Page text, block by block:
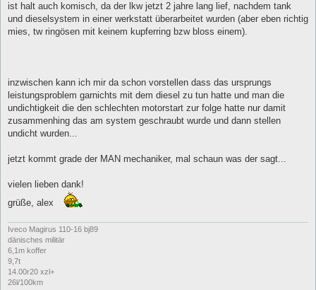
ist halt auch komisch, da der lkw jetzt 2 jahre lang lief, nachdem tank
und dieselsystem in einer werkstatt überarbeitet wurden (aber eben richtig
mies, tw ringösen mit keinem kupferring bzw bloss einem).
inzwischen kann ich mir da schon vorstellen dass das ursprungs
leistungsproblem garnichts mit dem diesel zu tun hatte und man die
undichtigkeit die den schlechten motorstart zur folge hatte nur damit
zusammenhing das am system geschraubt wurde und dann stellen
undicht wurden...
jetzt kommt grade der MAN mechaniker, mal schaun was der sagt...
vielen lieben dank!
grüße, alex
Iveco Magirus 110-16 bj89
dänisches militär
6,1m koffer
9,7t
14.00r20 xzl+
26l/100km